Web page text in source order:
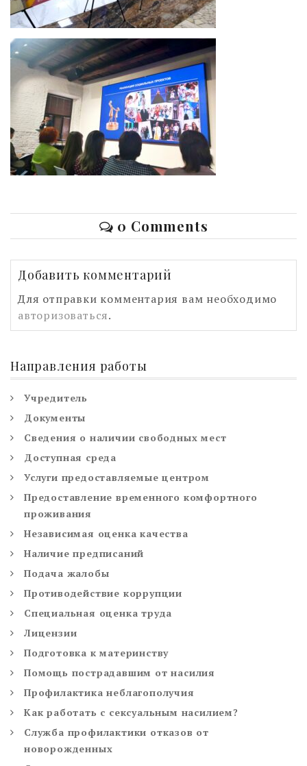
0 Comments
Добавить комментарий
Для отправки комментария вам необходимо
авторизоваться.
Направления работы
Учредитель
Документы
Сведения о наличии свободных мест
Доступная среда
Услуги предоставляемые центром
Предоставление временного комфортного
проживания
Независимая оценка качества
Наличие предписаний
Подача жалобы
Противодействие коррупции
Специальная оценка труда
Лицензии
Подготовка к материнству
Помощь пострадавшим от насилия
Профилактика неблагополучия
Как работать с сексуальным насилием?
Служба профилактики отказов от
новорожденных